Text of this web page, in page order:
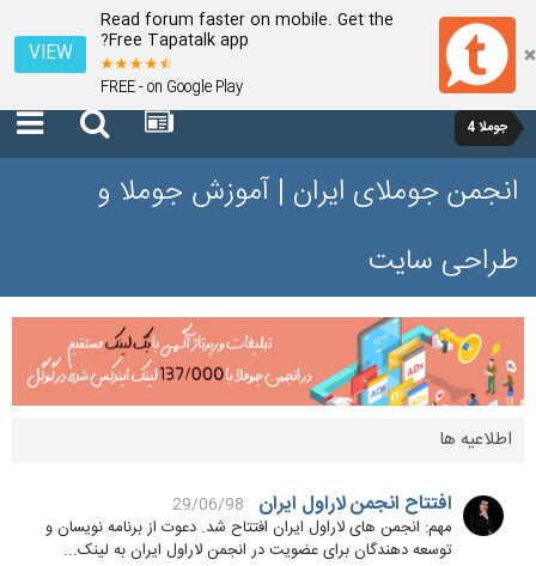
Read forum faster on mobile. Get the
Free Tapatalk app?
FREE - on Google Play
VIEW
جوملا 4
انجمن جوملای ایران | آموزش جوملا و
طراحی سایت
اطلاعیه ها
افتتاح انجمن لاراول ایران
29/06/98
مهم: انجمن های لاراول ایران افتتاح شد. دعوت از برنامه نویسان و
توسعه دهندگان برای عضویت در انجمن لاراول ایران به لینک...